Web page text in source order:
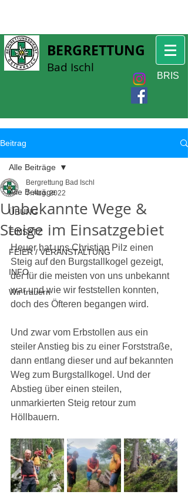
BERGRETTUNG
Bad Ischl
BRIS
Beitrag
Alle Beiträge
ÜBUNG
EINSATZ
FEIER / VERANSTALTUNG
INFO
Wir trauern
Alle Beiträge
Unbekannte Wege &
Steige im Einsatzgebiet
Bergrettung Bad Ischl
7. Aug. 2022
Heuer hat uns Christian Pilz einen
Steig auf den Burgstallkogel gezeigt,
der für die meisten von uns unbekannt
war und wie wir feststellen konnten,
doch des Öfteren begangen wird.
Und zwar vom Erbstollen aus ein
steiler Anstieg bis zu einer Forststraße,
dann entlang dieser und auf bekannten
Weg zum Burgstallkogel. Und der
Abstieg über einen steilen,
unmarkierten Steig retour zum
Höllbauern.